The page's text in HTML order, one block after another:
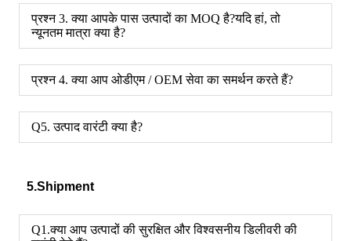
प्रश्न 3. क्या आपके पास उत्पादों का MOQ है?यदि हां, तो
न्यूनतम मात्रा क्या है?
प्रश्न 4. क्या आप ओडीएम / OEM सेवा का समर्थन करते हैं?
Q5. उत्पाद वारंटी क्या है?
5.Shipment
Q1.क्या आप उत्पादों की सुरक्षित और विश्वसनीय डिलीवरी की